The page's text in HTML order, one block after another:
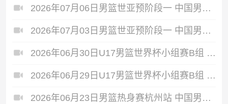
2026年07月06日男篮世亚预阶段一 中国男篮 - 中国台北男篮 全场录像
2026年07月03日男篮世亚预阶段一 中国男篮 - 日本男篮 全场录像
2026年06月30日U17男篮世界杯小组赛B组 立陶宛U17男篮 - 中国U17男篮 全场录像
2026年06月29日U17男篮世界杯小组赛B组 中国U17男篮 - 加拿大U17男篮 录像
2026年06月23日男篮热身赛杭州站 中国男篮 - 荷兰男篮 全场录像